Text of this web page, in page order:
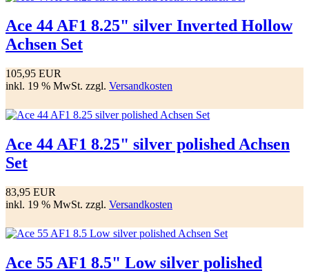
Ace 44 AF1 8.25" silver Inverted Hollow
Achsen Set
105,95 EUR
inkl. 19 % MwSt. zzgl. Versandkosten
Ace 44 AF1 8.25" silver polished Achsen
Set
83,95 EUR
inkl. 19 % MwSt. zzgl. Versandkosten
Ace 55 AF1 8.5" Low silver polished